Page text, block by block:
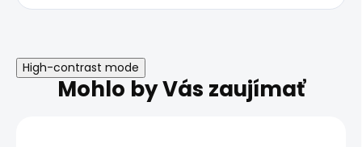
High-contrast mode
Mohlo by Vás zaujímať